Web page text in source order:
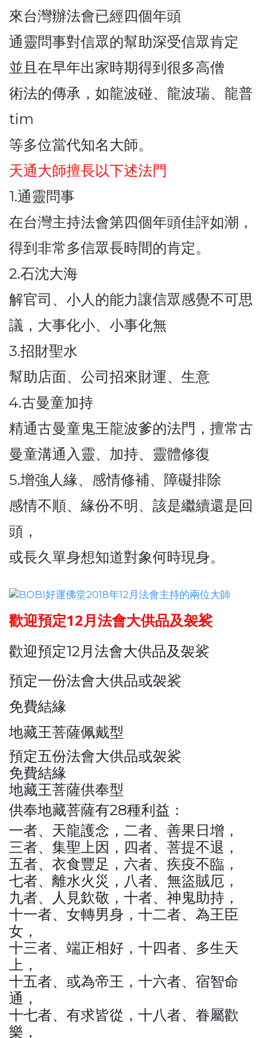
來台灣辦法會已經四個年頭
通靈問事對信眾的幫助深受信眾肯定
並且在早年出家時期得到很多高僧
術法的傳承，如龍波碰、龍波瑞、龍普
tim
等多位當代知名大師。
天通大師擅長以下述法門
1.通靈問事
在台灣主持法會第四個年頭佳評如潮，
得到非常多信眾長時間的肯定。
2.石沈大海
解官司、小人的能力讓信眾感覺不可思
議，大事化小、小事化無
3.招財聖水
幫助店面、公司招來財運、生意
4.古曼童加持
精通古曼童鬼王龍波爹的法門，擅常古
曼童溝通入靈、加持、靈體修復
5.增強人緣、感情修補、障礙排除
感情不順、緣份不明、該是繼續還是回
頭，
或長久單身想知道對象何時現身。
歡迎預定12月法會大供品及袈裟
歡迎預定12月法會大供品及袈裟
預定一份法會大供品或袈裟
免費結緣
地藏王菩薩佩戴型
預定五份法會大供品或袈裟
免費結緣
地藏王菩薩供奉型
供奉地藏菩薩有28種利益：
一者、天龍護念，二者、善果日增，
三者、集聖上因，四者、菩提不退，
五者、衣食豐足，六者、疾疫不臨，
七者、離水火災，八者、無盜賊厄，
九者、人見欽敬，十者、神鬼助持，
十一者、女轉男身，十二者、為王臣
女，
十三者、端正相好，十四者、多生天
上，
十五者、或為帝王，十六者、宿智命
通，
十七者、有求皆從，十八者、眷屬歡
樂，